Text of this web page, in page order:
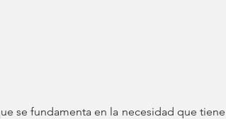
se fundamenta en la necesidad que tiene